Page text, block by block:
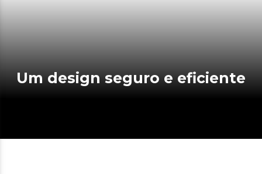
Um design seguro e eficiente